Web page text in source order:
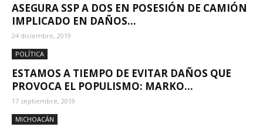
ASEGURA SSP A DOS EN POSESIÓN DE CAMIÓN
IMPLICADO EN DAÑOS...
24 diciembre, 2019
POLÍTICA
ESTAMOS A TIEMPO DE EVITAR DAÑOS QUE
PROVOCA EL POPULISMO: MARKO...
17 septiembre, 2019
MICHOACÁN